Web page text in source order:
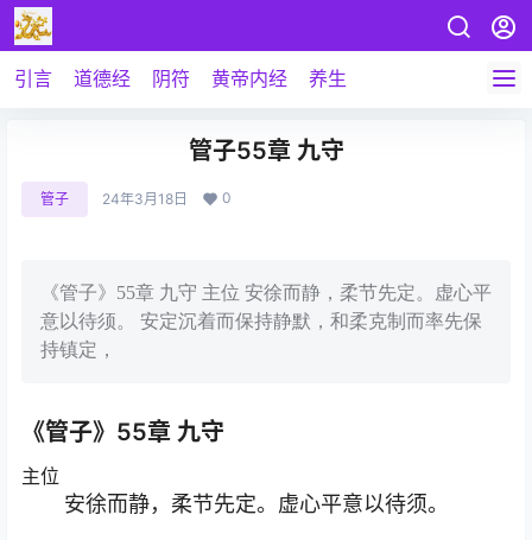
引言 道德经 阴符 黄帝内经 养生
管子55章 九守
管子 24年3月18日 0
《管子》55章 九守 主位 安徐而静，柔节先定。虚心平
意以待须。 安定沉着而保持静默，和柔克制而率先保
持镇定，
《管子》55章 九守
主位
安徐而静，柔节先定。虚心平意以待须。